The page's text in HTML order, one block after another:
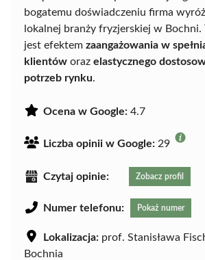
bogatemu doświadczeniu firma
lokalnej branży fryzjerskiej w Bochni.
jest efektem zaangażowania w
klientów oraz elastycznego
potrzeb rynku.
Ocena w Google: 4.7
Liczba opinii w Google: 29
Czytaj opinie: Zobacz profil
Numer telefonu: Pokaż numer
Lokalizacja: prof. Stanisława
Bochnia